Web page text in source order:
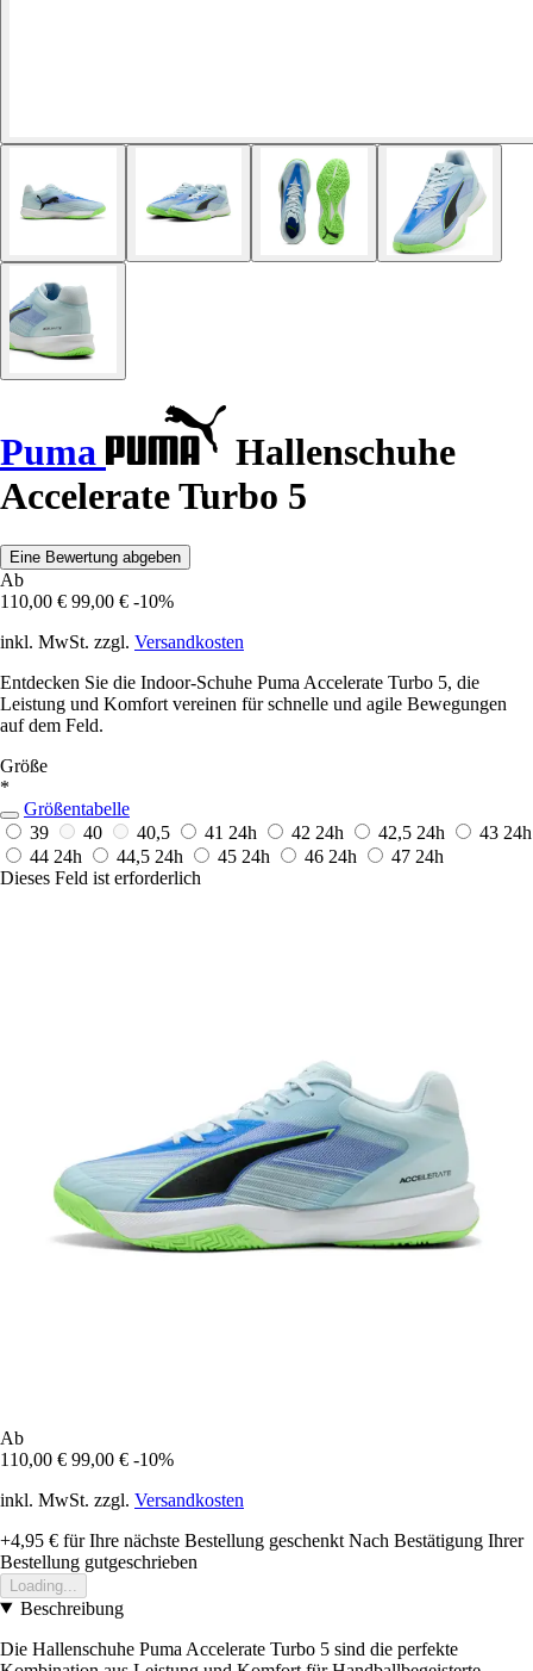
Puma
Hallenschuhe
Accelerate Turbo 5
Eine Bewertung abgeben
Ab
110,00 € 99,00 € -10%
inkl. MwSt. zzgl. Versandkosten
Entdecken Sie die Indoor-Schuhe Puma Accelerate Turbo 5, die
Leistung und Komfort vereinen für schnelle und agile Bewegungen
auf dem Feld.
Größe
*
Größentabelle
39
40 40,5 41 24h 42 24h 42,5 24h 43 24h
44 24h 44,5 24h 45 24h 46 24h 47 24h
Dieses Feld ist erforderlich
Ab
110,00 € 99,00 € -10%
inkl. MwSt. zzgl. Versandkosten
+4,95 € für Ihre nächste Bestellung geschenkt Nach Bestätigung Ihrer
Bestellung gutgeschrieben
Loading...
Beschreibung
Die Hallenschuhe Puma Accelerate Turbo 5 sind die perfekte